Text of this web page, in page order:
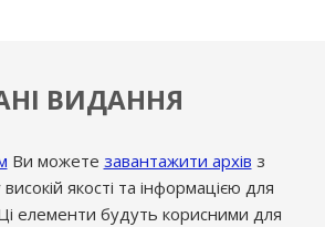
ВИДАННЯ
Ви можете завантажити архів з
якості та інформацією для
елементи будуть корисними для